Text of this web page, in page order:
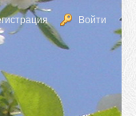
Войти